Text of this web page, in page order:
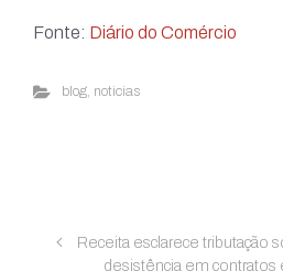
Fonte: Diário do Comércio
blog, noticias
Receita esclarece tributação
desistência em contratos